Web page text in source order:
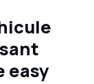
easy